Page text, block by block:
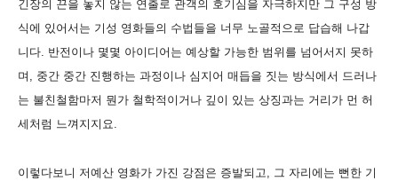
긴장의 끈을 놓지 않는 연출로 관객의 호기심을 자극하지만 그 구성 방
식에 있어서는 기성 영화들의 수법들을 너무 노골적으로 답습해 나갑
니다. 반전이나 몇몇 아이디어는 예상할 가능한 범위를 넘어서지 못하
며, 중간 중간 진행하는 과정이나 심지어 매듭을 짓는 방식에서 드러나
는 불친철함마저 뭔가 철학적이거나 깊이 있는 상징과는 거리가 먼 허
세처럼 느껴지지요.
이렇다보니 저예산 영화가 가진 강점은 증발되고, 그 자리에는 뻔한 기